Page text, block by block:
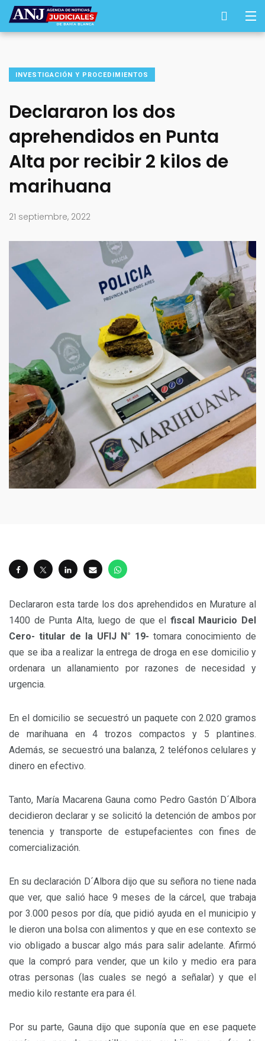
INVESTIGACIÓN Y PROCEDIMIENTOS
Declararon los dos
aprehendidos en Punta
Alta por recibir 2 kilos de
marihuana
21 septiembre, 2022
Declararon esta tarde los dos aprehendidos en Murature al
1400 de Punta Alta, luego de que el fiscal Mauricio Del
Cero- titular de la UFIJ N° 19- tomara conocimiento de
que se iba a realizar la entrega de droga en ese domicilio y
ordenara un allanamiento por razones de necesidad y
urgencia.
En el domicilio se secuestró un paquete con 2.020 gramos
de marihuana en 4 trozos compactos y 5 plantines.
Además, se secuestró una balanza, 2 teléfonos celulares y
dinero en efectivo.
Tanto, María Macarena Gauna como Pedro Gastón D´Albora
decidieron declarar y se solicitó la detención de ambos por
tenencia y transporte de estupefacientes con fines de
comercialización.
En su declaración D´Albora dijo que su señora no tiene nada
que ver, que salió hace 9 meses de la cárcel, que trabaja
por 3.000 pesos por día, que pidió ayuda en el municipio y
le dieron una bolsa con alimentos y que en ese contexto se
vio obligado a buscar algo más para salir adelante. Afirmó
que la compró para vender, que un kilo y medio era para
otras personas (las cuales se negó a señalar) y que el
medio kilo restante era para él.
Por su parte, Gauna dijo que suponía que en ese paquete